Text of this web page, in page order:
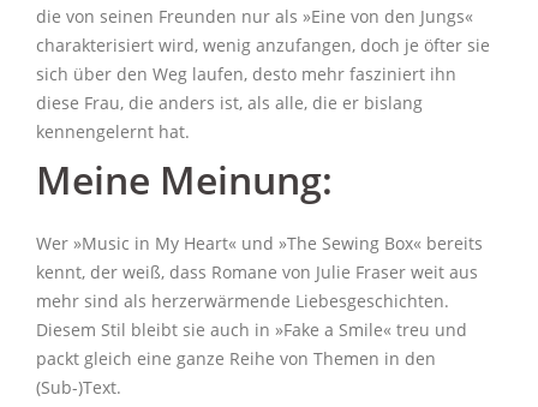
die von seinen Freunden nur als »Eine von den Jungs«
charakterisiert wird, wenig anzufangen, doch je öfter sie
sich über den Weg laufen, desto mehr fasziniert ihn
diese Frau, die anders ist, als alle, die er bislang
kennengelernt hat.
Meine Meinung:
Wer »Music in My Heart« und »The Sewing Box« bereits
kennt, der weiß, dass Romane von Julie Fraser weit aus
mehr sind als herzerwärmende Liebesgeschichten.
Diesem Stil bleibt sie auch in »Fake a Smile« treu und
packt gleich eine ganze Reihe von Themen in den
(Sub-)Text.